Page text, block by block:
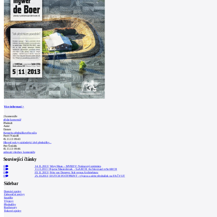
Více informací >
2komentáře
přidat komentář
Předmět
Autor
Datum
Kapacita přednáškového sálu
Pavel Nasadil
05.11.13 09:43
Hlavně pak ty následující dvě přednášky...
Petr Šmídek
05.11.13 09:46
zobrazit všechny komentáře
Související články
0 14.11.2013| Winy Maas – MVRDV: Neúnavný optimista
0 11.11.2013 |Bjarne Mastenbroek – SeARCH: Architectural reSeARCH
0 03.11.2013| Frits van Dongen: Stát versus Architektura
0 25.10.2013 |DUTCH FOOTPRINT - výstava a série přednášek na FA ČVUT
Sidebar
Domácí zprávy
Zahraniční zprávy
Soutěže
Výstavy
Přednášky
Rozhovory
Tiskové zprávy